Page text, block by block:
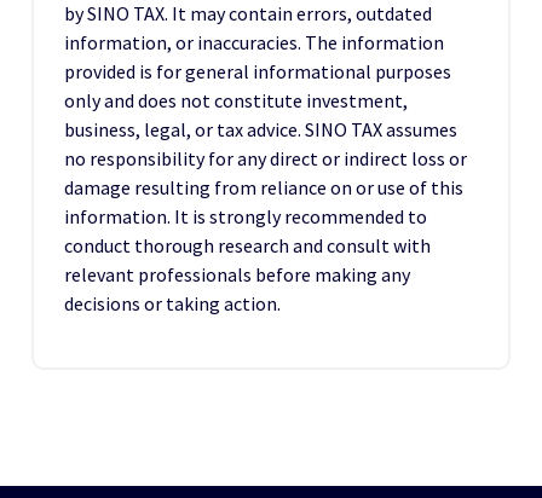
by SINO TAX. It may contain errors, outdated
information, or inaccuracies. The information
provided is for general informational purposes
only and does not constitute investment,
business, legal, or tax advice. SINO TAX assumes
no responsibility for any direct or indirect loss or
damage resulting from reliance on or use of this
information. It is strongly recommended to
conduct thorough research and consult with
relevant professionals before making any
decisions or taking action.